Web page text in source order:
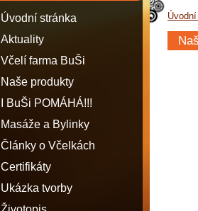
Úvodní stránka
Aktuality
Včelí farma BuŠi
Naše produkty
I BuŠi POMÁHÁ!!!
Masáže a Bylinky
Články o Včelkách
Certifikáty
Ukázka tvorby